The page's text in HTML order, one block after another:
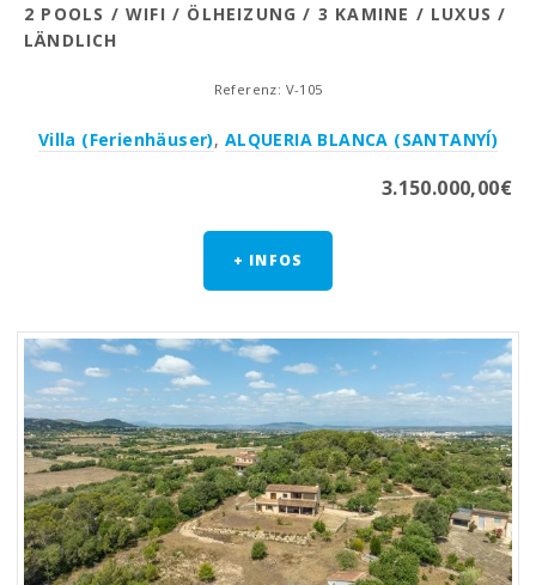
2 POOLS / WIFI / ÖLHEIZUNG / 3 KAMINE / LUXUS /
LÄNDLICH
Referenz: V-105
Villa (Ferienhäuser), ALQUERIA BLANCA (SANTANYÍ)
3.150.000,00€
+ INFOS